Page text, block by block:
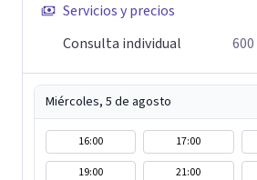
Servicios y precios
Consulta individual
600
Miércoles, 5 de agosto
16:00 17:00
19:00
21:00